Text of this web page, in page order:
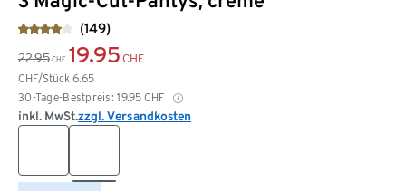
(149)
22.95 CHF 19.95 CHF
CHF/Stück 6.65
30-Tage-Bestpreis: 19.95 CHF
inkl. MwSt.zzgl. Versandkosten